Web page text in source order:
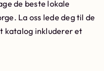
de beste lokale
La oss lede deg til de
katalog inkluderer et